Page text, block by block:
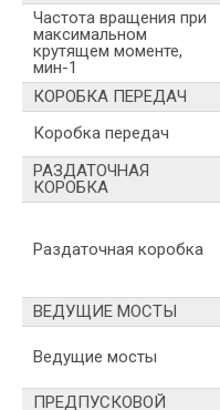
Частота вращения при
максимальном
крутящем моменте,
мин-1
КОРОБКА ПЕРЕДАЧ
Коробка передач
РАЗДАТОЧНАЯ
КОРОБКА
Раздаточная коробка
ВЕДУЩИЕ МОСТЫ
Ведущие мосты
ПРЕДПУСКОВОЙ